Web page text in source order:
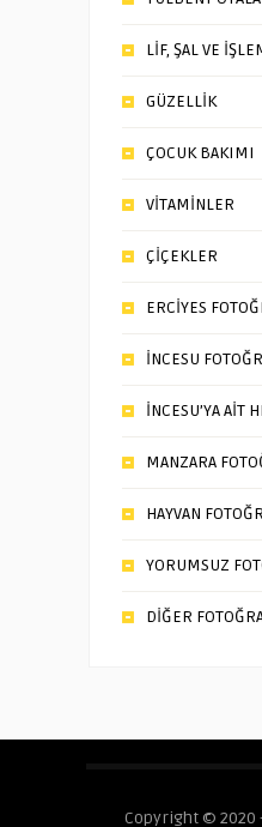
LİF, ŞAL VE
GÜZELLİK
ÇOCUK BAKIMI
VİTAMİNLER
ÇİÇEKLER
ERCİYES
İNCESU
İNCESU’YA AİT
MANZARA
HAYVAN
YORUMSUZ
DİĞER
Copyright © 2020 -